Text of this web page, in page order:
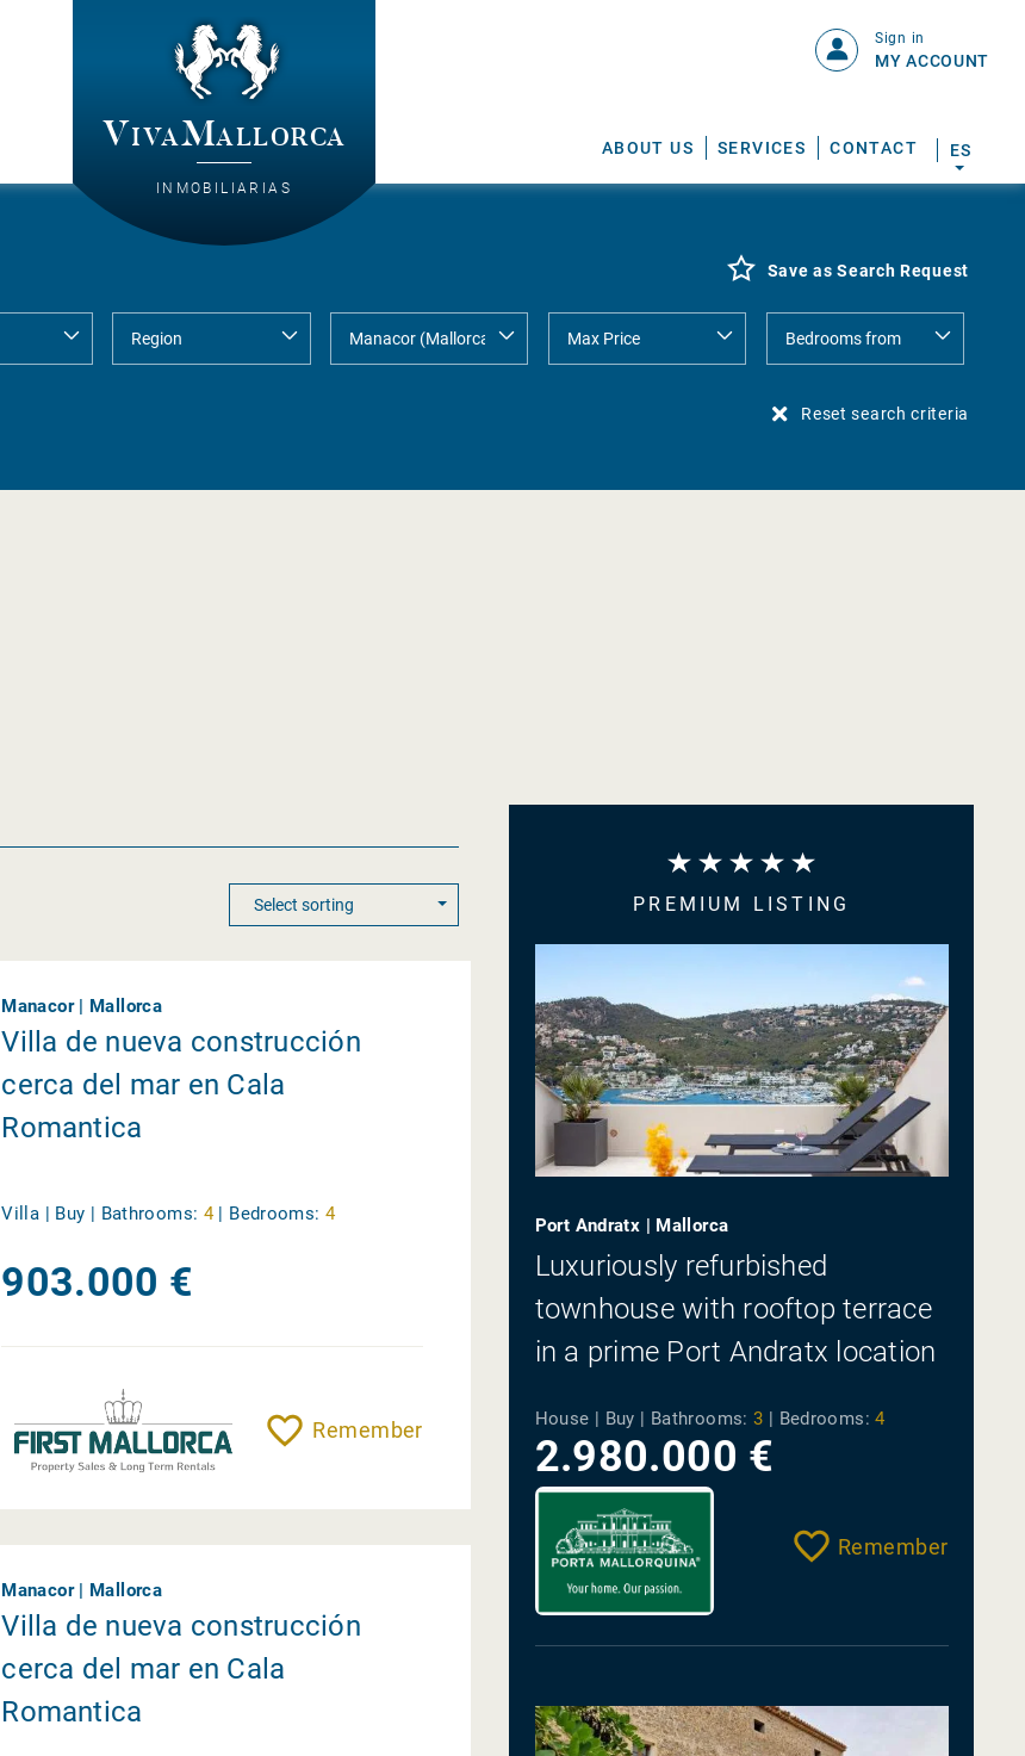
VivaMallorca
INMOBILIARIAS
ABOUT US SERVICES CONTACT
Sign in
MY ACCOUNT
ES
Save as Search Request
Reset search criteria
Manacor | Mallorca
Villa de nueva construcción
cerca del mar en Cala
Romantica
Villa | Buy | Bathrooms: 4 | Bedrooms: 4
903.000 €
Remember
Manacor | Mallorca
Villa de nueva construcción
cerca del mar en Cala
Romantica
PREMIUM LISTING
Port Andratx | Mallorca
Luxuriously refurbished
townhouse with rooftop terrace
in a prime Port Andratx location
House | Buy | Bathrooms: 3 | Bedrooms: 4
2.980.000 €
Remember